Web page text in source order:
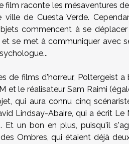
film raconte les mésaventures
de Cuesta Verde.
commencent à se
se met à communiquer avec
de films d'horreur, Poltergeist
et le réalisateur Sam Raimi
qui aura connu cinq
Lindsay-Abaire, qui a écrit
Et un bon en plus, puisqu'il
Ombres, qui étaient déjà